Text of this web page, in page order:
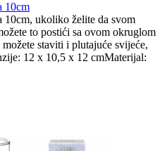
10cm
ukoliko želite da svom
to postići sa ovom okruglom
staviti i plutajuće svijeće,
12 x 10,5 x 12 cmMaterijal: